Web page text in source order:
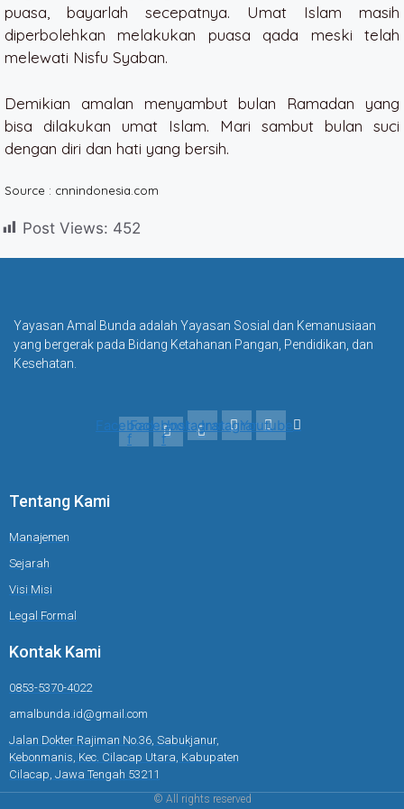
puasa, bayarlah secepatnya. Umat Islam masih
diperbolehkan melakukan puasa qada meski telah
melewati Nisfu Syaban.
Demikian amalan menyambut bulan Ramadan yang
bisa dilakukan umat Islam. Mari sambut bulan suci
dengan diri dan hati yang bersih.
Source : cnnindonesia.com
Post Views: 452
Yayasan Amal Bunda adalah Yayasan Sosial dan Kemanusiaan
yang bergerak pada Bidang Ketahanan Pangan, Pendidikan, dan
Kesehatan.
Facebook-
f
Facebook-
f
InstagramInstagramYoutube
Tentang Kami
Manajemen
Sejarah
Visi Misi
Legal Formal
Kontak Kami
0853-5370-4022
amalbunda.id@gmail.com
Jalan Dokter Rajiman No.36, Sabukjanur,
Kebonmanis, Kec. Cilacap Utara, Kabupaten
Cilacap, Jawa Tengah 53211
© All rights reserved